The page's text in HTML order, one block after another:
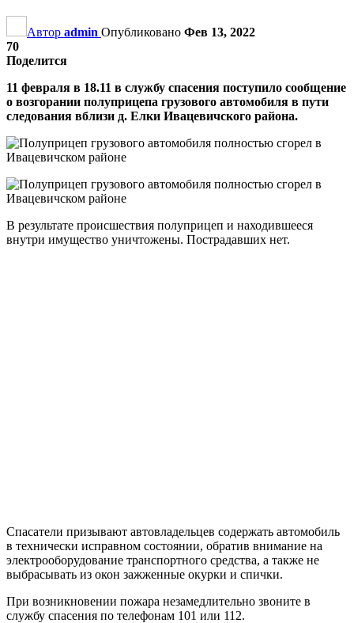
Автор admin Опубликовано Фев 13, 2022
70
Поделится
11 февраля в 18.11 в службу спасения поступило сообщение
о возгорании полуприцепа грузового автомобиля в пути
следования вблизи д. Елки Ивацевичского района.
В результате происшествия полуприцеп и находившееся
внутри имущество уничтожены. Пострадавших нет.
Спасатели призывают автовладельцев содержать автомобиль
в технически исправном состоянии, обратив внимание на
электрооборудование транспортного средства, а также не
выбрасывать из окон зажженные окурки и спички.
При возникновении пожара незамедлительно звоните в
службу спасения по телефонам 101 или 112.